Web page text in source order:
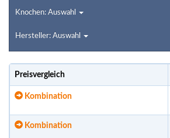
Knochen: Auswahl
Hersteller: Auswahl
Preisvergleich
Kombination
Kombination